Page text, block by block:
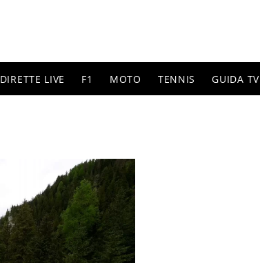
DIRETTE LIVE F1 MOTO TENNIS GUIDA TV